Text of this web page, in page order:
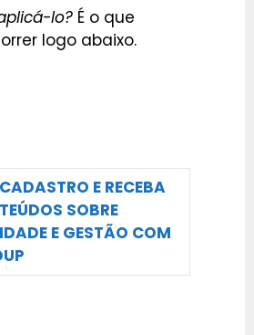
lo? É o que
logo abaixo.
E RECEBA
SOBRE
E GESTÃO COM